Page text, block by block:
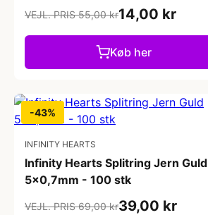
VEJL. PRIS 55,00 kr14,00 kr
Køb her
-43%
INFINITY HEARTS
Infinity Hearts Splitring Jern Guld
5x0,7mm - 100 stk
VEJL. PRIS 69,00 kr39,00 kr